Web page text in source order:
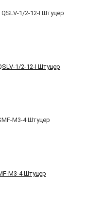
1/2-12-I Штуцер
M3-4 Штуцер